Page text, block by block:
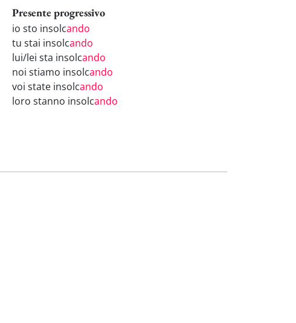
Presente progressivo
io sto insolcando
tu stai insolcando
lui/lei sta insolcando
noi stiamo insolcando
voi state insolcando
loro stanno insolcando